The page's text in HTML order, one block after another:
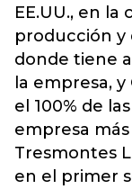
EE.UU., en
producción y
donde tiene
la empresa,
el 100% de
empresa
Tresmontes
en el primer